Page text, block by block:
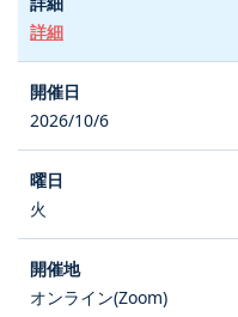
詳細
2026/10/6
火
オンライン(Zoom)